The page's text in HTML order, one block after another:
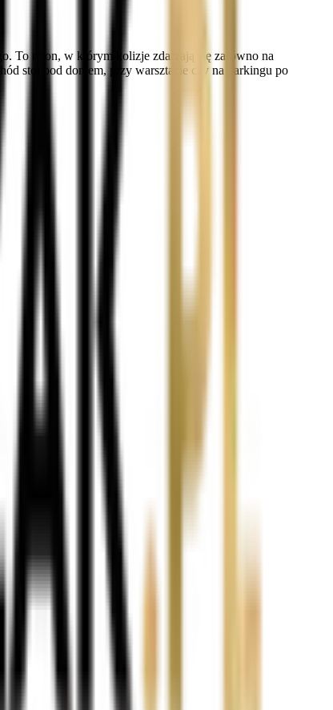
To rejon, w którym kolizje zdarzają się zarówno na
stoi pod domem, przy warsztacie czy na parkingu po